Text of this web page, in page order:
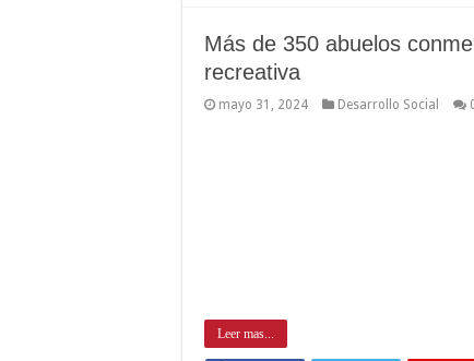
Más de 350 abuelos
recreativa
mayo 31, 2024 Desarrollo Social
Leer mas...